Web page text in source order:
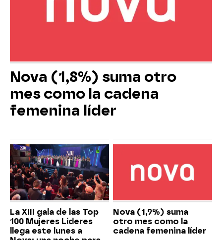
Nova (1,8%) suma otro
mes como la cadena
femenina líder
La XIII gala de las Top
100 Mujeres Líderes
llega este lunes a
Nova (1,9%) suma
otro mes como la
cadena femenina líder